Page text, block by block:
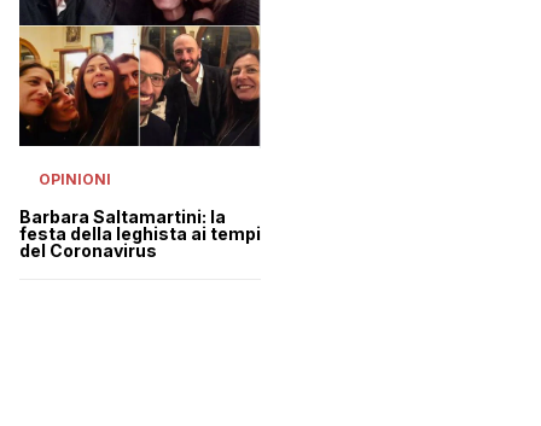
OPINIONI
Barbara Saltamartini: la
festa della leghista ai tempi
del Coronavirus